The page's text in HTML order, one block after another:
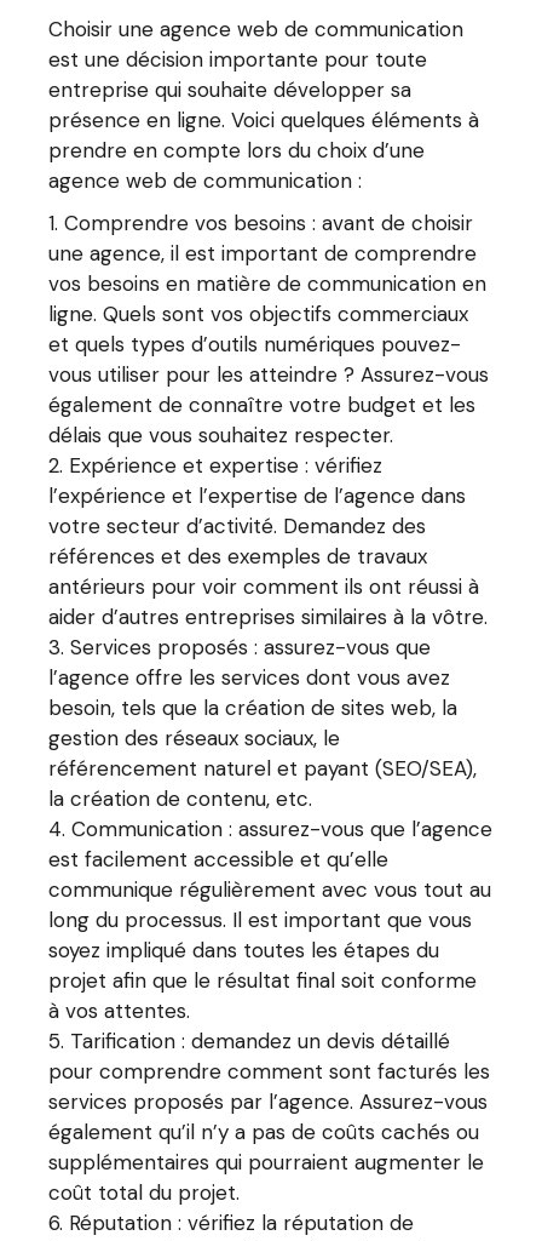
Choisir une agence web de communication
est une décision importante pour toute
entreprise qui souhaite développer sa
présence en ligne. Voici quelques éléments à
prendre en compte lors du choix d’une
agence web de communication :
Comprendre vos besoins : avant de choisir
une agence, il est important de comprendre
vos besoins en matière de communication en
ligne. Quels sont vos objectifs commerciaux
et quels types d’outils numériques pouvez-
vous utiliser pour les atteindre ? Assurez-vous
également de connaître votre budget et les
délais que vous souhaitez respecter.
Expérience et expertise : vérifiez
l’expérience et l’expertise de l’agence dans
votre secteur d’activité. Demandez des
références et des exemples de travaux
antérieurs pour voir comment ils ont réussi à
aider d’autres entreprises similaires à la vôtre.
Services proposés : assurez-vous que
l’agence offre les services dont vous avez
besoin, tels que la création de sites web, la
gestion des réseaux sociaux, le
référencement naturel et payant (SEO/SEA),
la création de contenu, etc.
Communication : assurez-vous que l’agence
est facilement accessible et qu’elle
communique régulièrement avec vous tout au
long du processus. Il est important que vous
soyez impliqué dans toutes les étapes du
projet afin que le résultat final soit conforme
à vos attentes.
Tarification : demandez un devis détaillé
pour comprendre comment sont facturés les
services proposés par l’agence. Assurez-vous
également qu’il n’y a pas de coûts cachés ou
supplémentaires qui pourraient augmenter le
coût total du projet.
Réputation : vérifiez la réputation de